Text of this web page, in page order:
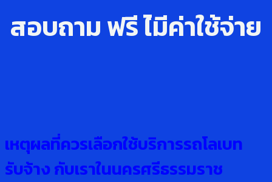
สอบถาม ฟรี ไ่มีค่าใช้จ่าย
เหตุผลที่ควรเลือกใช้บริการรถโลเบท
รับจ้าง กับเราในนครศรีธรรมราช